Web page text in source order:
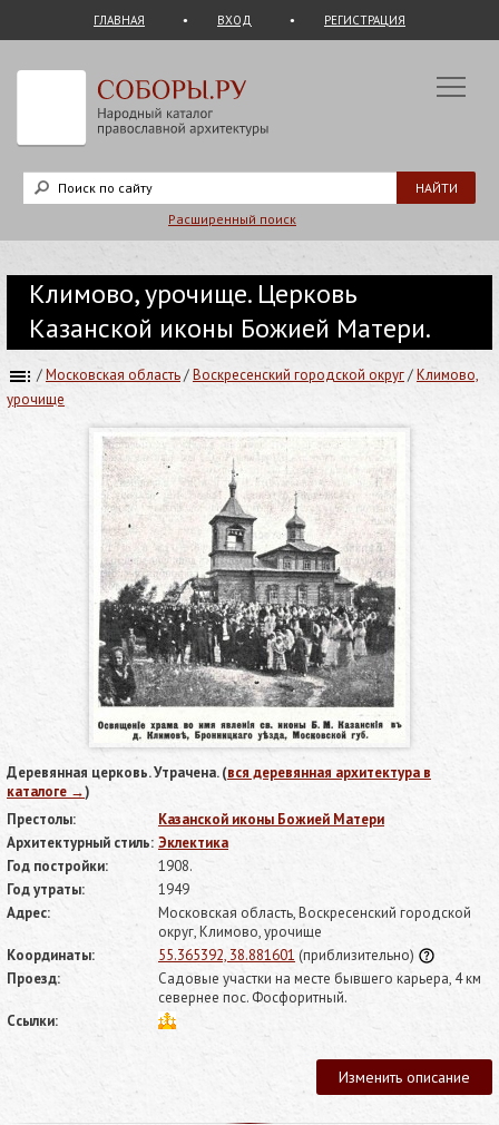
ГЛАВНАЯ ВХОД РЕГИСТРАЦИЯ
Расширенный поиск
Климово, урочище. Церковь
Казанской иконы Божией Матери.
/Московская область/Воскресенский городской округ/Климово,
урочище
Деревянная церковь. Утрачена. (вся деревянная архитектура в
каталоге →)
Престолы:
Казанской иконы Божией Матери
Архитектурный стиль: Эклектика
Год постройки:
1908.
Год утраты:
1949
Адрес:
Московская область, Воскресенский городской
округ, Климово, урочище
Координаты:
55.365392, 38.881601 (приблизительно)
Проезд:
Садовые участки на месте бывшего карьера, 4 км
севернее пос. Фосфоритный.
Ссылки:
Изменить описание